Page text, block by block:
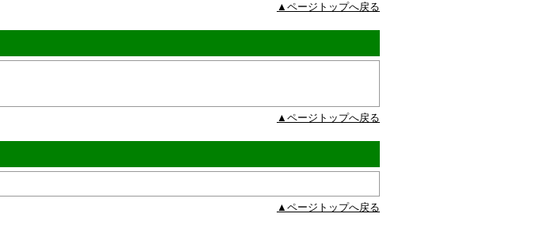
▲ページトップへ戻る
▲ページトップへ戻る
▲ページトップへ戻る